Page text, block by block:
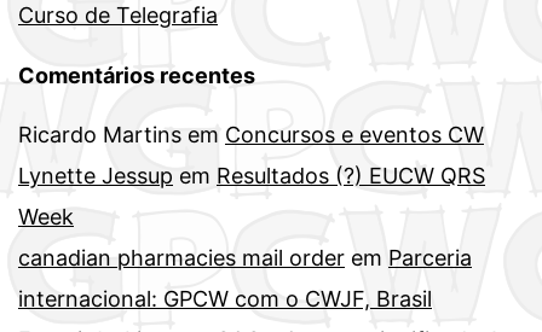
Curso de Telegrafia
Comentários recentes
Ricardo Martins em Concursos e eventos CW
Lynette Jessup em Resultados (?) EUCW QRS
Week
canadian pharmacies mail order em Parceria
internacional: GPCW com o CWJF, Brasil